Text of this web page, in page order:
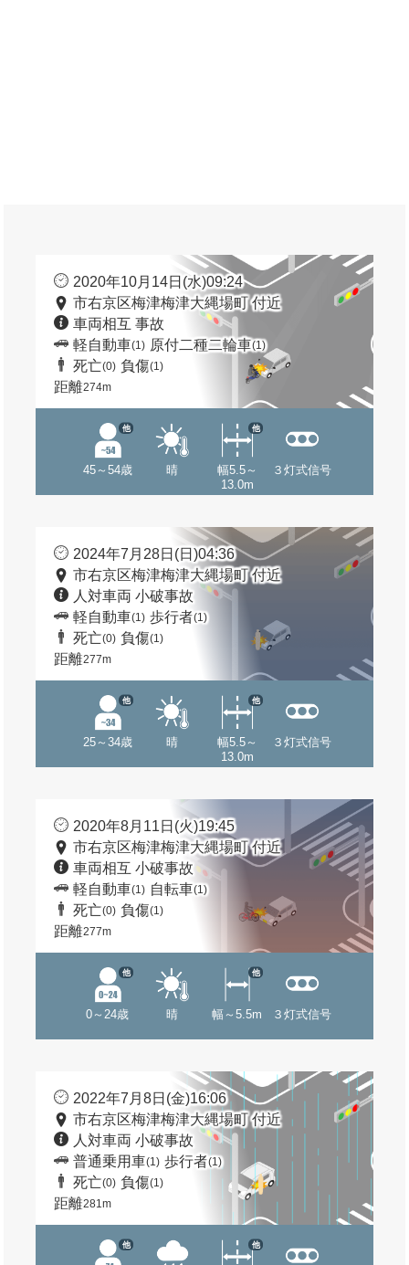
2020年10月14日(水)09:24
市右京区梅津梅津大縄場町 付近
車両相互 事故
軽自動車(1) 原付二種二輪車(1)
死亡(0) 負傷(1)
距離274m
45～54歳
他
晴
幅5.5～
13.0m
他
３灯式信号
2024年7月28日(日)04:36
市右京区梅津梅津大縄場町 付近
人対車両 小破事故
軽自動車(1) 歩行者(1)
死亡(0) 負傷(1)
距離277m
25～34歳
他
晴
幅5.5～
13.0m
他
３灯式信号
2020年8月11日(火)19:45
市右京区梅津梅津大縄場町 付近
車両相互 小破事故
軽自動車(1) 自転車(1)
死亡(0) 負傷(1)
距離277m
0～24歳
他
晴 幅～5.5m
他
３灯式信号
2022年7月8日(金)16:06
市右京区梅津梅津大縄場町 付近
人対車両 小破事故
普通乗用車(1) 歩行者(1)
死亡(0) 負傷(1)
距離281m
他 他